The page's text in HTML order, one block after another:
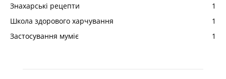
Знахарські рецепти
1
Школа здорового харчування
1
Застосування муміє
1